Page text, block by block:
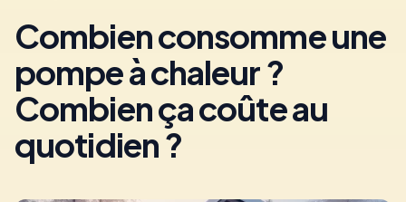
Combien consomme une
pompe à chaleur ?
Combien ça coûte au
quotidien ?